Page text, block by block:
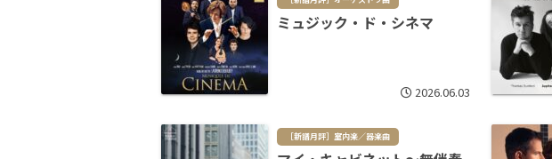
ミュジック・ド・シネマ
2026.06.03
［新譜月評］室内楽／器楽曲